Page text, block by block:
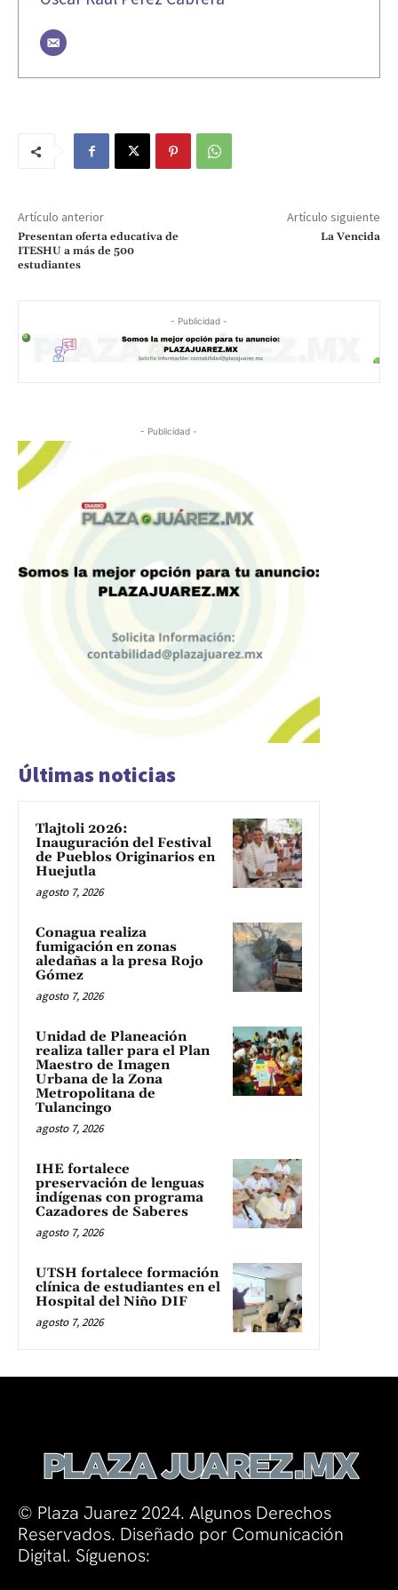
Artículo anterior
Presentan oferta educativa de
ITESHU a más de 500
estudiantes
Artículo siguiente
La Vencida
- Publicidad -
- Publicidad -
Últimas noticias
Tlajtoli 2026:
Inauguración del Festival
de Pueblos Originarios en
Huejutla
agosto 7, 2026
Conagua realiza
fumigación en zonas
aledañas a la presa Rojo
Gómez
agosto 7, 2026
Unidad de Planeación
realiza taller para el Plan
Maestro de Imagen
Urbana de la Zona
Metropolitana de
Tulancingo
agosto 7, 2026
IHE fortalece
preservación de lenguas
indígenas con programa
Cazadores de Saberes
agosto 7, 2026
UTSH fortalece formación
clínica de estudiantes en el
Hospital del Niño DIF
agosto 7, 2026
© Plaza Juarez 2024. Algunos Derechos
Reservados. Diseñado por Comunicación
Digital. Síguenos: